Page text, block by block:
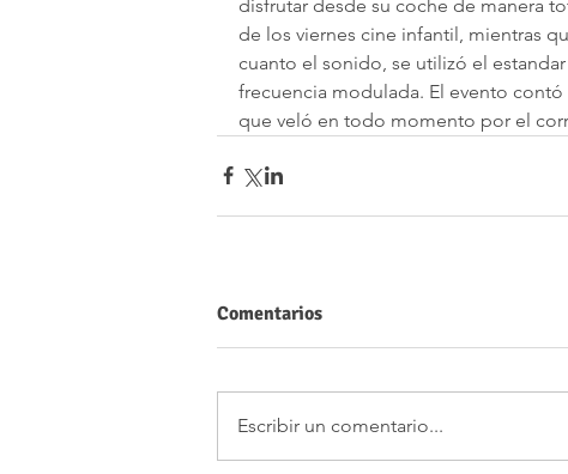
disfrutar desde su coche de manera
de los viernes cine infantil, mientras
cuanto el sonido, se utilizó el
frecuencia modulada. El evento
que veló en todo momento por el
Comentarios
Escribir un comentario...